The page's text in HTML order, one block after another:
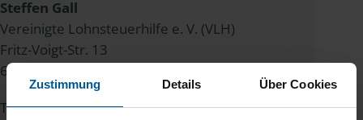
Zustimmung Details Über Cookies
Steffen Gall
Vereinigte Lohnsteuerhilfe e. V. (VLH)
Fritz-Voigt-Str. 13
67433 Neustadt a.d. Weinstraße
Tel.:06321 4901-948